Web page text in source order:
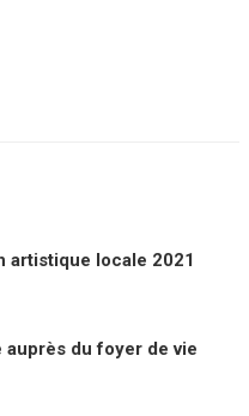
artistique locale 2021
du foyer de vie